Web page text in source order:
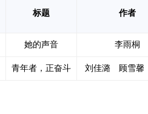
标题 作者
她的声音 李雨桐
青年者，正奋斗 刘佳潞 顾雪